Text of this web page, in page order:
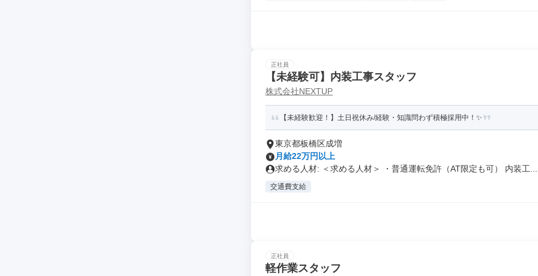
正社員
【未経験可】内装工事スタッフ
株式会社NEXTUP
【未経験歓迎！】土日祝休み/経験・知識問わず積極採用中！✨
東京都板橋区成増
月給22万円以上
求める人材: ＜求める人材＞ ・普通運転免許（AT限定も可） 内装工...
交通費支給
正社員
軽作業スタッフ